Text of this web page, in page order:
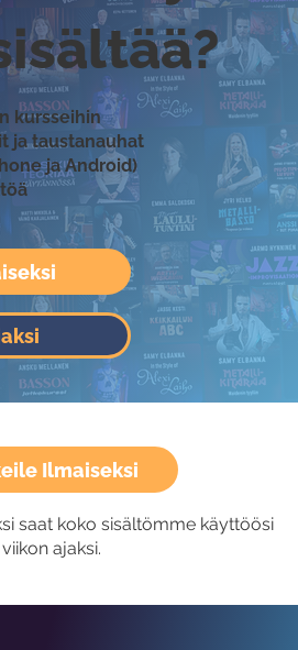
kursseihin
ja taustanauhat
ja Android)
Ilmaiseksi
saat koko sisältömme käyttöösi
viikon ajaksi.